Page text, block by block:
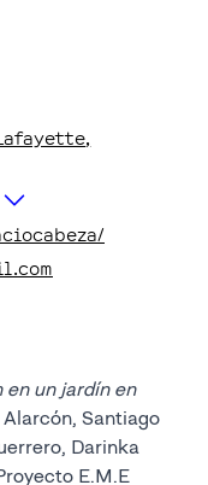
,
en un jardín en
Santiago
Darinka
E.M.E